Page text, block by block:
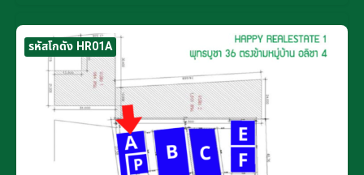
รหัสโกดัง HR01A